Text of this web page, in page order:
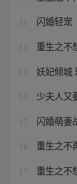
闪婚轻宠
12 重生之不
13 妖妃倾城
14 少夫人又
15 闪婚萌妻
16 重生之不
17 重生之不